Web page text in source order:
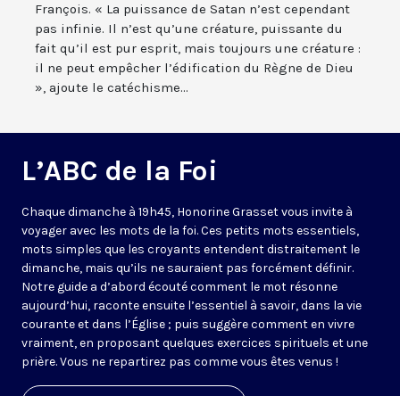
François. « La puissance de Satan n’est cependant
pas infinie. Il n’est qu’une créature, puissante du
fait qu’il est pur esprit, mais toujours une créature :
il ne peut empêcher l’édification du Règne de Dieu
», ajoute le catéchisme...
L’ABC de la Foi
Chaque dimanche à 19h45, Honorine Grasset vous invite à
voyager avec les mots de la foi. Ces petits mots essentiels,
mots simples que les croyants entendent distraitement le
dimanche, mais qu’ils ne sauraient pas forcément définir.
Notre guide a d’abord écouté comment le mot résonne
aujourd’hui, raconte ensuite l’essentiel à savoir, dans la vie
courante et dans l’Église ; puis suggère comment en vivre
vraiment, en proposant quelques exercices spirituels et une
prière. Vous ne repartirez pas comme vous êtes venus !